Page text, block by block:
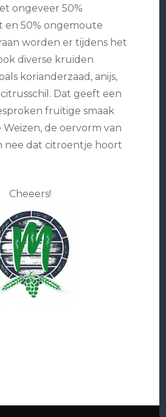
ongeveer 50%
en 50% ongemoute
worden er tijdens het
diverse kruiden
korianderzaad, anijs,
Dat geeft een
fruitige smaak
de oervorm van
nee dat citroentje hoort
Cheeers!